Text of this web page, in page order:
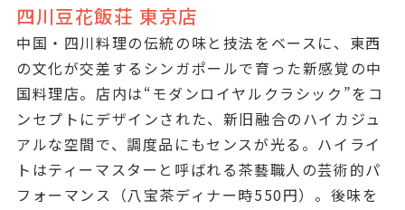
四川豆花飯荘 東京店
中国・四川料理の伝統の味と技法をベースに、東西
の文化が交差するシンガポールで育った新感覚の中
国料理店。店内は“モダンロイヤルクラシック”をコ
ンセプトにデザインされた、新旧融合のハイカジュ
アルな空間で、調度品にもセンスが光る。ハイライ
トはティーマスターと呼ばれる茶藝職人の芸術的パ
フォーマンス（八宝茶ディナー時550円）。後味を